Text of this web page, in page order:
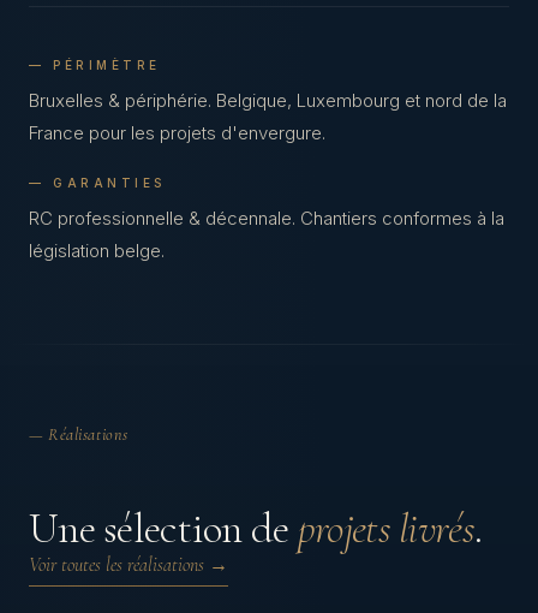
— PÉRIMÈTRE
Bruxelles & périphérie. Belgique, Luxembourg et nord de la
France pour les projets d'envergure.
— GARANTIES
RC professionnelle & décennale. Chantiers conformes à la
législation belge.
— Réalisations
Une sélection de projets livrés.
Voir toutes les réalisations →